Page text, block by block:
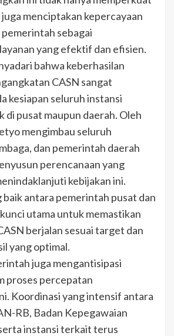
menciptakan kepercayaan
sebagai
yang efektif dan efisien.
bahwa keberhasilan
CASN sangat
kesiapan seluruh instansi
di pusat maupun daerah. Oleh
mengimbau seluruh
dan pemerintah daerah
perencanaan yang
kebijakan ini.
baik antara pemerintah pusat dan
utama untuk memastikan
berjalan sesuai target dan
yang optimal.
juga mengantisipasi
proses percepatan
Koordinasi yang intensif antara
RB, Badan Kepegawaian
instansi terkait terus